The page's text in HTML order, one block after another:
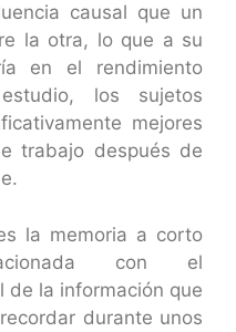
causal que un
la otra, lo que a su
en el rendimiento
los sujetos
mejores
trabajo después de
la memoria a corto
con el
de la información que
durante unos